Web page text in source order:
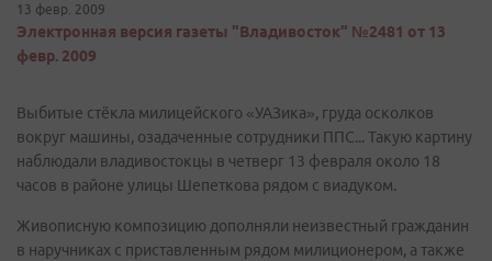
13 февр. 2009
Электронная версия газеты "Владивосток" №2481 от 13
февр. 2009
Выбитые стёкла милицейского «УАЗика», груда осколков
вокруг машины, озадаченные сотрудники ППС... Такую картину
наблюдали владивостокцы в четверг 13 февраля около 18
часов в районе улицы Шепеткова рядом с виадуком.
Живописную композицию дополняли неизвестный гражданин
в наручниках с приставленным рядом милиционером, а также